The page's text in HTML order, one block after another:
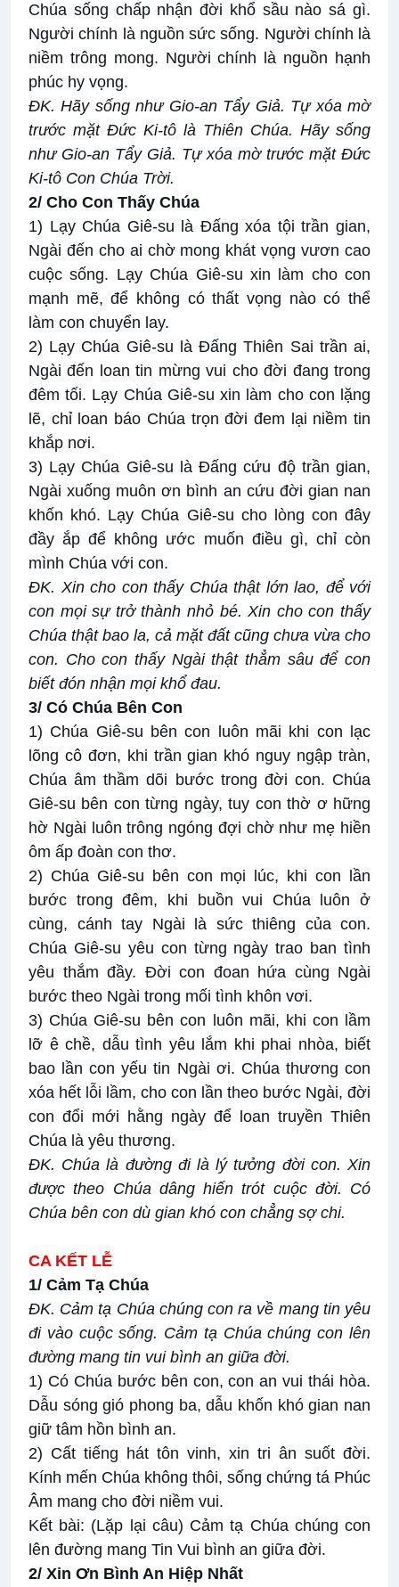
Chúa sống chấp nhận đời khổ sầu nào sá gì.
Người chính là nguồn sức sống. Người chính là
niềm trông mong. Người chính là nguồn hạnh
phúc hy vọng.
ĐK. Hãy sống như Gio-an Tẩy Giả. Tự xóa mờ
trước mặt Đức Ki-tô là Thiên Chúa. Hãy sống
như Gio-an Tẩy Giả. Tự xóa mờ trước mặt Đức
Ki-tô Con Chúa Trời.
2/ Cho Con Thấy Chúa
1) Lạy Chúa Giê-su là Đấng xóa tội trần gian,
Ngài đến cho ai chờ mong khát vọng vươn cao
cuộc sống. Lạy Chúa Giê-su xin làm cho con
mạnh mẽ, để không có thất vọng nào có thể
làm con chuyển lay.
2) Lạy Chúa Giê-su là Đấng Thiên Sai trần ai,
Ngài đến loan tin mừng vui cho đời đang trong
đêm tối. Lạy Chúa Giê-su xin làm cho con lặng
lẽ, chỉ loan báo Chúa trọn đời đem lại niềm tin
khắp nơi.
3) Lạy Chúa Giê-su là Đấng cứu độ trần gian,
Ngài xuống muôn ơn bình an cứu đời gian nan
khốn khó. Lạy Chúa Giê-su cho lòng con đây
đầy ắp để không ước muốn điều gì, chỉ còn
mình Chúa với con.
ĐK. Xin cho con thấy Chúa thật lớn lao, để với
con mọi sự trở thành nhỏ bé. Xin cho con thấy
Chúa thật bao la, cả mặt đất cũng chưa vừa cho
con. Cho con thấy Ngài thật thẳm sâu để con
biết đón nhận mọi khổ đau.
3/ Có Chúa Bên Con
1) Chúa Giê-su bên con luôn mãi khi con lạc
lõng cô đơn, khi trần gian khó nguy ngập tràn,
Chúa âm thầm dõi bước trong đời con. Chúa
Giê-su bên con từng ngày, tuy con thờ ơ hững
hờ Ngài luôn trông ngóng đợi chờ như mẹ hiền
ôm ấp đoàn con thơ.
2) Chúa Giê-su bên con mọi lúc, khi con lần
bước trong đêm, khi buồn vui Chúa luôn ở
cùng, cánh tay Ngài là sức thiêng của con.
Chúa Giê-su yêu con từng ngày trao ban tình
yêu thắm đầy. Đời con đoan hứa cùng Ngài
bước theo Ngài trong mối tình khôn vơi.
3) Chúa Giê-su bên con luôn mãi, khi con lầm
lỡ ê chề, dẫu tình yêu lắm khi phai nhòa, biết
bao lần con yếu tin Ngài ơi. Chúa thương con
xóa hết lỗi lầm, cho con lần theo bước Ngài, đời
con đổi mới hằng ngày để loan truyền Thiên
Chúa là yêu thương.
ĐK. Chúa là đường đi là lý tưởng đời con. Xin
được theo Chúa dâng hiến trót cuộc đời. Có
Chúa bên con dù gian khó con chẳng sợ chi.
CA KẾT LỄ
1/ Cảm Tạ Chúa
ĐK. Cảm tạ Chúa chúng con ra về mang tin yêu
đi vào cuộc sống. Cảm tạ Chúa chúng con lên
đường mang tin vui bình an giữa đời.
1) Có Chúa bước bên con, con an vui thái hòa.
Dẫu sóng gió phong ba, dẫu khốn khó gian nan
giữ tâm hồn bình an.
2) Cất tiếng hát tôn vinh, xin tri ân suốt đời.
Kính mến Chúa không thôi, sống chứng tá Phúc
Âm mang cho đời niềm vui.
Kết bài: (Lặp lại câu) Cảm tạ Chúa chúng con
lên đường mang Tin Vui bình an giữa đời.
2/ Xin Ơn Bình An Hiệp Nhất